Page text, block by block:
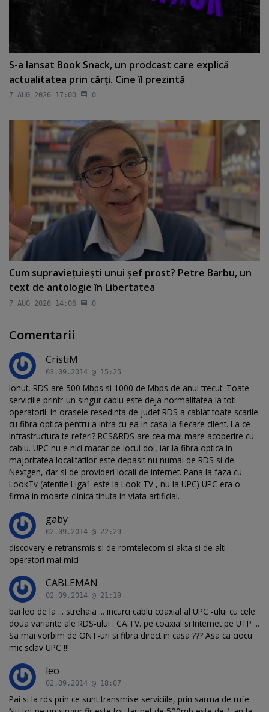
S-a lansat Book Snack, un prodcast care explică
actualitatea prin cărţi. Cine îl prezintă
7 AUG 2026 17:00 0
Cum supravieţuieşti unui şef prost? Petre Barbu, un
text de antologie în Libertatea
7 AUG 2026 14:06 0
Comentarii
CristiM
03.09.2014 @ 15:25
Ionut, RDS are 500 Mbps si 1000 de Mbps de anul trecut. Toate
serviciile printr-un singur cablu este deja normalitatea la toti
operatorii. In orasele resedinta de judet RDS a cablat toate scarile
cu fibra optica pentru a intra cu ea in casa la fiecare client. La ce
infrastructura te referi? RCS&RDS are cea mai mare acoperire cu
cablu. UPC nu e nici macar pe locul doi, iar la fibra optica in
majoritatea localitatilor este depasit nu numai de RDS si de
Nextgen, dar si de provideri locali de internet. Pana la faza cu
LookTv (atentie Liga1 este la Look TV , nu la UPC) UPC era o
firma in moarte clinica tinuta in viata artificial.
gaby
02.09.2014 @ 22:29
discovery e retransmis si de romtelecom si akta si de alti
operatori mai mici
CABLEMAN
02.09.2014 @ 21:19
bai leo de la ... strehaia ... incurci cablu coaxial al UPC -ului cu cele
doua variante ale RDS-ului : CA.TV. pe coaxial si Internet pe UTP ...
Sa mai vorbim de ONT-uri si fibra direct in casa ??? Asa ca ciocu
mic sclav UPC !!!
leo
02.09.2014 @ 18:07
Pai si la rds prin ce sunt transmise serviciile, prin sarma de rufe.